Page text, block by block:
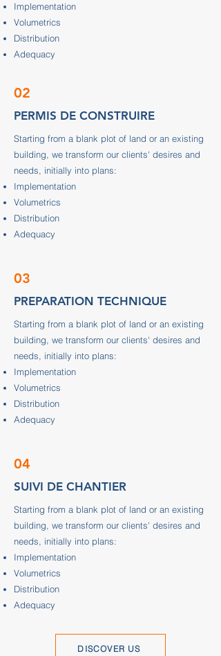
Implementation
Volumetrics
Distribution
Adequacy
02
PERMIS DE CONSTRUIRE
Starting from a blank plot of land or an existing
building, we transform our clients' desires and
needs, initially into plans:
Implementation
Volumetrics
Distribution
Adequacy
03
PREPARATION TECHNIQUE
Starting from a blank plot of land or an existing
building, we transform our clients' desires and
needs, initially into plans:
Implementation
Volumetrics
Distribution
Adequacy
04
SUIVI DE CHANTIER
Starting from a blank plot of land or an existing
building, we transform our clients' desires and
needs, initially into plans:
Implementation
Volumetrics
Distribution
Adequacy
DISCOVER US